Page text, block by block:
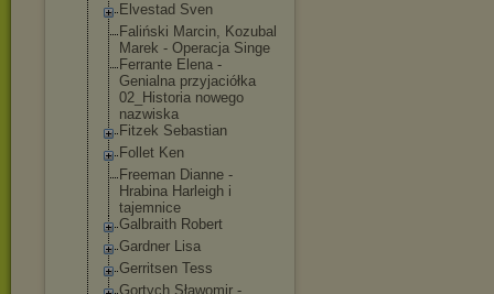
Elvestad Sven
Faliński Marcin, Kozubal
Marek - Operacja Singe
Ferrante Elena -
Genialna przyjaciółka
02_Historia nowego
nazwiska
Fitzek Sebastian
Follet Ken
Freeman Dianne -
Hrabina Harleigh i
tajemnice
Galbraith Robert
Gardner Lisa
Gerritsen Tess
Gortych Sławomir -